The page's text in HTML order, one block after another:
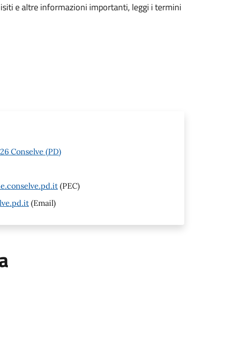
e altre informazioni importanti, leggi i termini
Conselve (PD)
(PEC)
(Email)